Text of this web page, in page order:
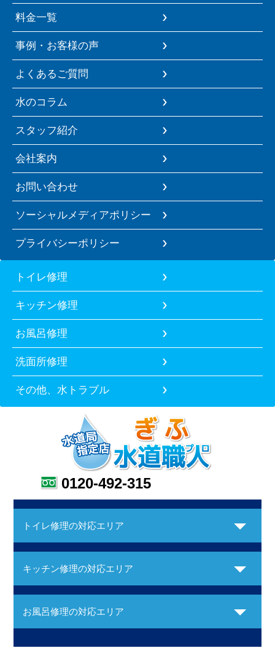
料金一覧
事例・お客様の声
よくあるご質問
水のコラム
スタッフ紹介
会社案内
お問い合わせ
ソーシャルメディアポリシー
プライバシーポリシー
トイレ修理
キッチン修理
お風呂修理
洗面所修理
その他、水トラブル
0120-492-315
トイレ修理の対応エリア
キッチン修理の対応エリア
お風呂修理の対応エリア